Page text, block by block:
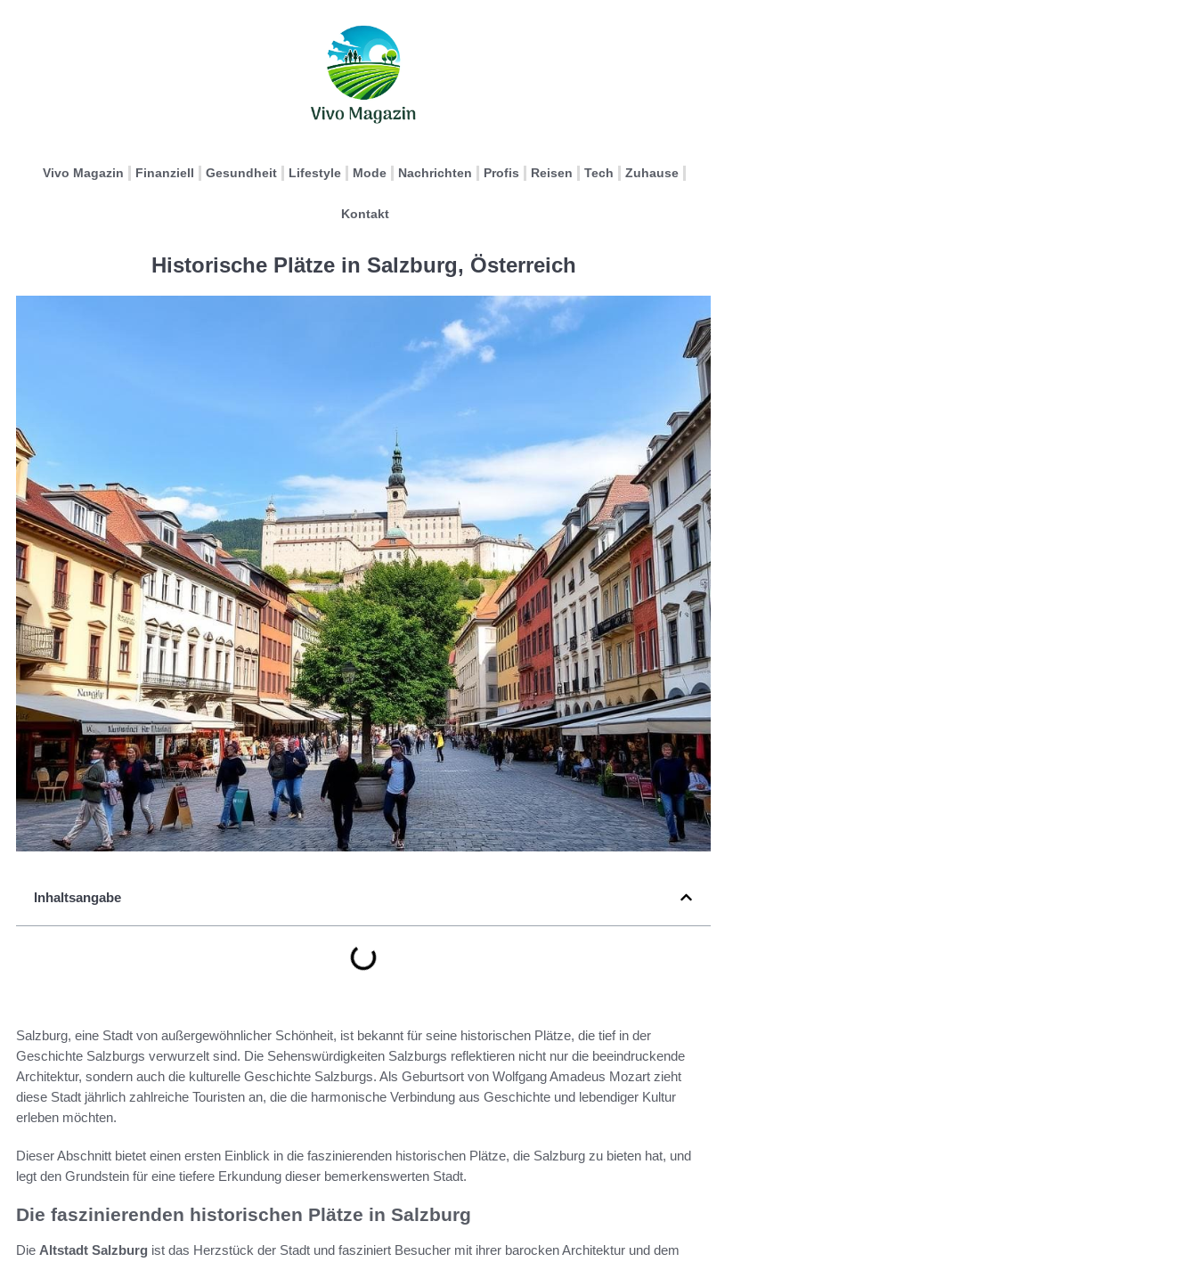
Vivo Magazin Finanziell Gesundheit Lifestyle Mode Nachrichten Profis Reisen Tech Zuhause
Kontakt
Historische Plätze in Salzburg, Österreich
Inhaltsangabe
Salzburg, eine Stadt von außergewöhnlicher Schönheit, ist bekannt für seine historischen Plätze, die tief in der
Geschichte Salzburgs verwurzelt sind. Die Sehenswürdigkeiten Salzburgs reflektieren nicht nur die beeindruckende
Architektur, sondern auch die kulturelle Geschichte Salzburgs. Als Geburtsort von Wolfgang Amadeus Mozart zieht
diese Stadt jährlich zahlreiche Touristen an, die die harmonische Verbindung aus Geschichte und lebendiger Kultur
erleben möchten.
Dieser Abschnitt bietet einen ersten Einblick in die faszinierenden historischen Plätze, die Salzburg zu bieten hat, und
legt den Grundstein für eine tiefere Erkundung dieser bemerkenswerten Stadt.
Die faszinierenden historischen Plätze in Salzburg
Die Altstadt Salzburg ist das Herzstück der Stadt und fasziniert Besucher mit ihrer barocken Architektur und dem